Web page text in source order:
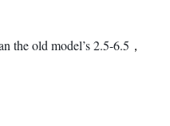
the old model’s 2.5-6.5 ，